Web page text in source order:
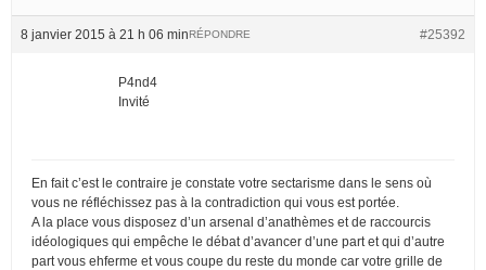
8 janvier 2015 à 21 h 06 min #25392
RÉPONDRE
P4nd4
Invité
En fait c’est le contraire je constate votre sectarisme dans le sens où
vous ne réfléchissez pas à la contradiction qui vous est portée.
A la place vous disposez d’un arsenal d’anathèmes et de raccourcis
idéologiques qui empêche le débat d’avancer d’une part et qui d’autre
part vous ehferme et vous coupe du reste du monde car votre grille de